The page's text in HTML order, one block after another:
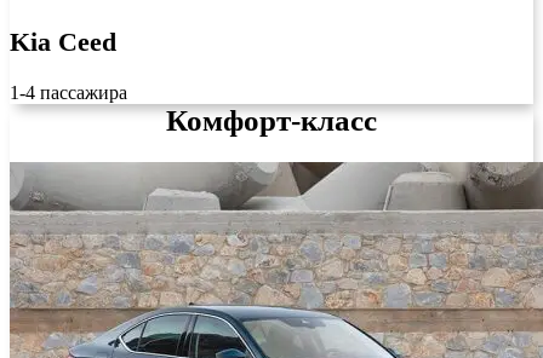
Kia Ceed
1-4 пассажира
Комфорт-класс